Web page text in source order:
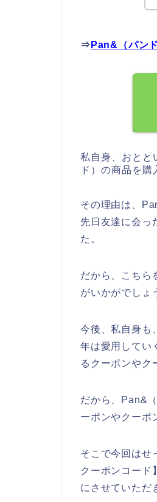
⇒ Pan&（パン
私自身、おとと
ド）の商品を購
その理由は、
先日友達に会っ
た。
だから、こちら
がいかがでしょ
今後、私自身も
年は愛用してい
るクーポンやク
だから、Pan&
ーポンやクーポ
そこで今回はせ
クーポンコード
にさせていただ